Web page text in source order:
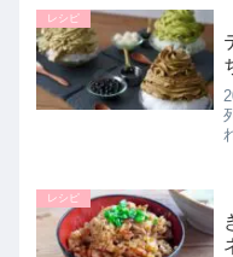
レシピ
レシピ